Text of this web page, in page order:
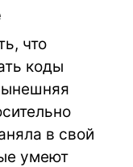
что
коды
в свой
умеют